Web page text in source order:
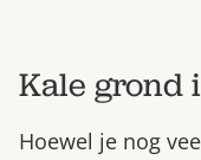
Kale grond
Hoewel je nog